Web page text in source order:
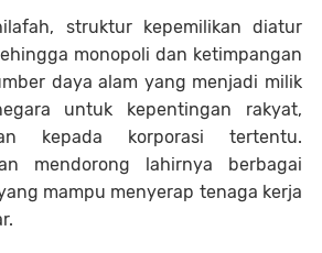
struktur kepemilikan diatur
monopoli dan ketimpangan
daya alam yang menjadi milik
untuk kepentingan rakyat,
kepada korporasi tertentu.
mendorong lahirnya berbagai
mampu menyerap tenaga kerja